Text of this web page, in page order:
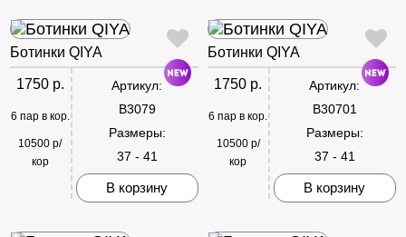
Ботинки QIYA
1750 р.
6 пар в кор.
10500 р/
кор
Артикул:
B3079
Размеры:
37 - 41
В корзину
Ботинки QIYA
1750 р.
6 пар в кор.
10500 р/
кор
Артикул:
B30701
Размеры:
37 - 41
В корзину